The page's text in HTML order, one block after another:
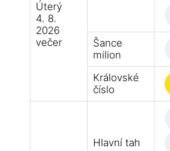
Úterý
4. 8.
2026
večer
Šance
milion
Královské
číslo
Hlavní tah